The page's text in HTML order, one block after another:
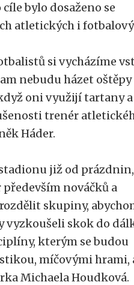
bylo dosaženo se
atletických i
si vycházíme
nebudu házet oštěpy
oni využijí tartany a
trenér
Háder.
již od prázdnin,
nováčků a
skupiny,
vyzkoušeli skok do
kterým se budou
míčovými hrami,
Michaela Houdková.